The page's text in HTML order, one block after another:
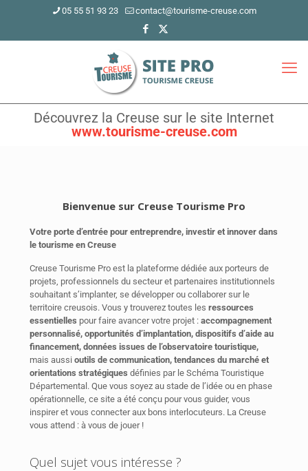
05 55 51 93 23 contact@tourisme-creuse.com
Découvrez la Creuse sur le site Internet
www.tourisme-creuse.com
Bienvenue sur Creuse Tourisme Pro
Votre porte d’entrée pour entreprendre, investir et innover dans
le tourisme en Creuse
Creuse Tourisme Pro est la plateforme dédiée aux porteurs de
projets, professionnels du secteur et partenaires institutionnels
souhaitant s’implanter, se développer ou collaborer sur le
territoire creusois. Vous y trouverez toutes les ressources
essentielles pour faire avancer votre projet : accompagnement
personnalisé, opportunités d’implantation, dispositifs d’aide au
financement, données issues de l’observatoire touristique,
mais aussi outils de communication, tendances du marché et
orientations stratégiques définies par le Schéma Touristique
Départemental. Que vous soyez au stade de l’idée ou en phase
opérationnelle, ce site a été conçu pour vous guider, vous
inspirer et vous connecter aux bons interlocuteurs. La Creuse
vous attend : à vous de jouer !
Quel sujet vous intéresse ?